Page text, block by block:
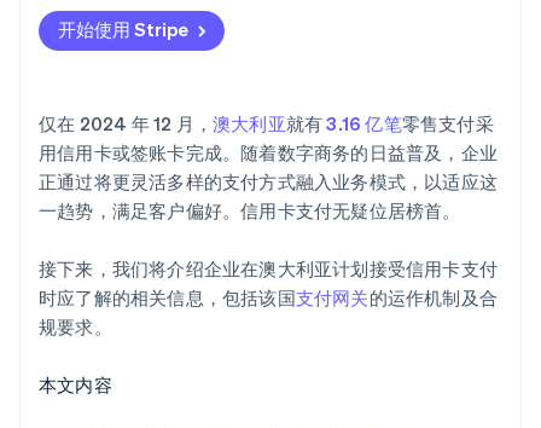
5.选择服务商。
本地注意事项
技术和基础设施方面
竞争环境
开始使用 Stripe
仅在 2024 年 12 月， 澳大利亚就有3.16 亿笔零售支付采
用信用卡或签账卡完成。随着数字商务的日益普及，企业
正通过将更灵活多样的支付方式融入业务模式，以适应这
一趋势，满足客户偏好。信用卡支付无疑位居榜首。
接下来，我们将介绍企业在澳大利亚计划接受信用卡支付
时应了解的相关信息，包括该国支付网关的运作机制及合
规要求。
本文内容